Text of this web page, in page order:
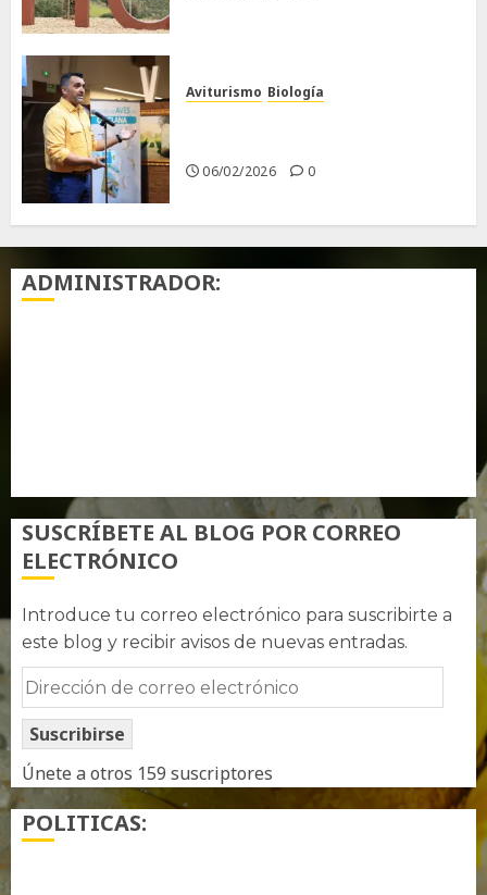
Aviturismo Biología
06/02/2026 0
ADMINISTRADOR:
SUSCRÍBETE AL BLOG POR CORREO
ELECTRÓNICO
Introduce tu correo electrónico para suscribirte a
este blog y recibir avisos de nuevas entradas.
Dirección
de
correo
electrónico
Suscribirse
Únete a otros 159 suscriptores
POLITICAS: